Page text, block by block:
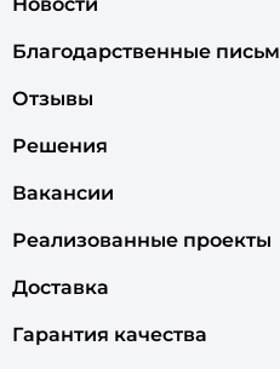
Благодарственные
Отзывы
Решения
Вакансии
Реализованные проекты
Доставка
Гарантия качества